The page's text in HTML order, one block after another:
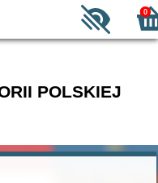
0
POLSKIEJ